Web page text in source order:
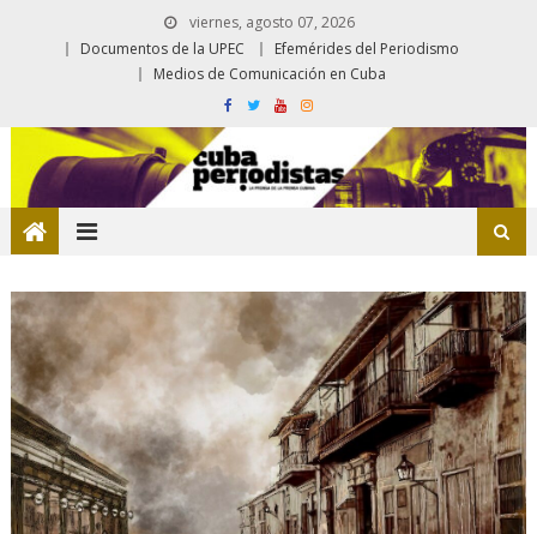
viernes, agosto 07, 2026
Documentos de la UPEC
Efemérides del Periodismo
Medios de Comunicación en Cuba